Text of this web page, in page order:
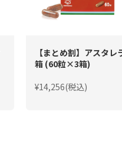
【まとめ割】アスタレ
箱 (60粒×3箱)
¥14,256(税込)